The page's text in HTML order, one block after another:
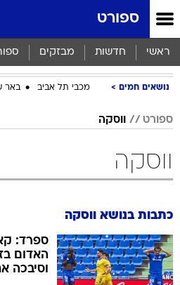
ספורט
ראשי חדשות מבזקים
נושאים חמים מכבי תל אביב באר
ספורט ווסקה
ווסקה
כתבות בנושא ווסקה
ספרד:
האדום
וסיבכה